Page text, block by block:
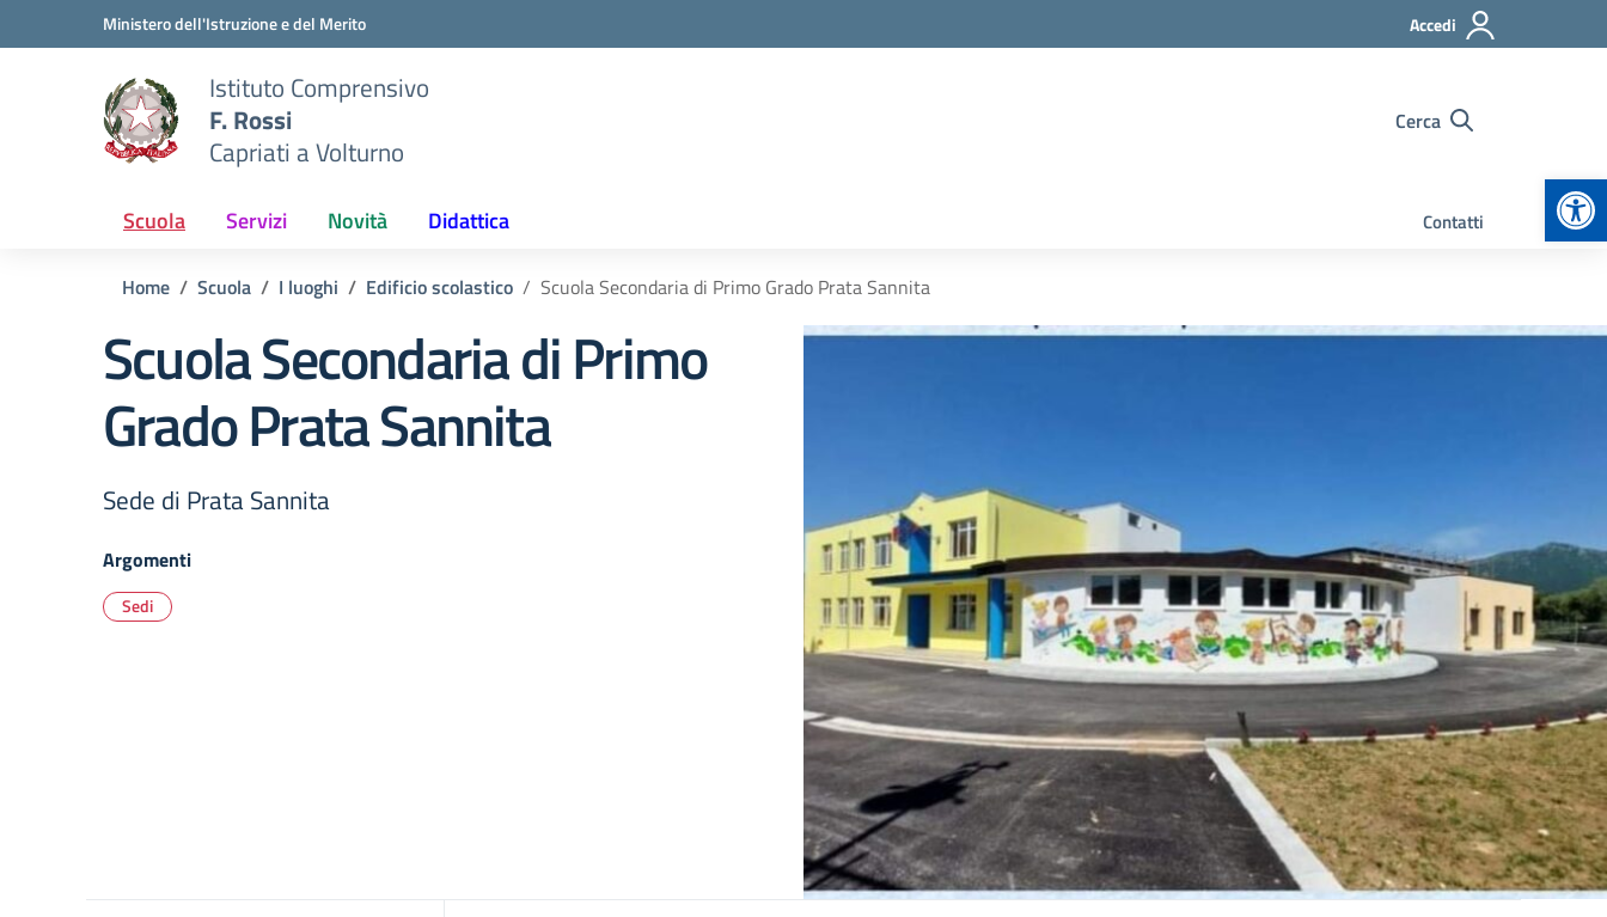
Vai ai contenuti
Vai al menu di navigazioneMinistero dell'Istruzione e del Merito Accedi
Istituto Comprensivo
F. Rossi
Capriati a Volturno
Cerca
Scuola Servizi Novità Didattica Contatti
Home Scuola I luoghi Edificio scolastico Scuola Secondaria di Primo Grado Prata Sannita
Scuola Secondaria di Primo
Grado Prata Sannita
Sede di Prata Sannita
Argomenti
Sedi